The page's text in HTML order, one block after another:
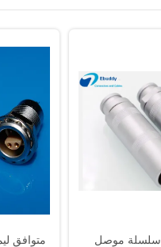
4 دبوس ليمو s سلسلة موصل